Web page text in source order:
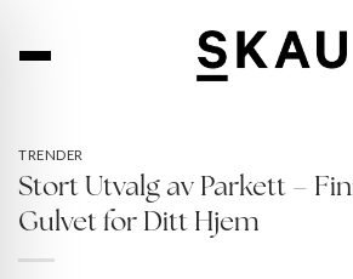
TRENDER
Stort Utvalg av Parkett –
Gulvet for Ditt Hjem